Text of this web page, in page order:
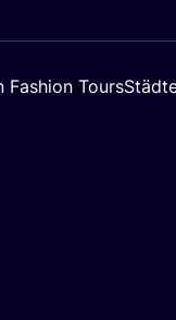
Fashion Tours